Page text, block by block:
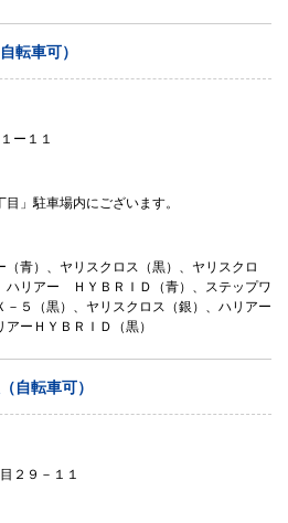
転車可）
ー１１
目」駐車場内にございます。
（青）、ヤリスクロス（黒）、ヤリスクロ
リアー ＨＹＢＲＩＤ（青）、ステップワ
５（黒）、ヤリスクロス（銀）、ハリアー
ーＨＹＢＲＩＤ（黒）
自転車可）
２９－１１